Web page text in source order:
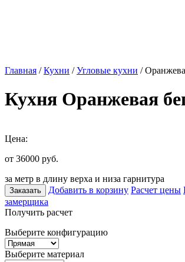
Главная /Кухни /Угловые кухни /
Кухня Оранжевая
Цена:
от 36000 руб.
за метр в длину верха и низа гарнитура
Заказать Добавить в корзину Расчет цены
замерщика
Получить расчет
Выберите конфигурацию
Выберите материал